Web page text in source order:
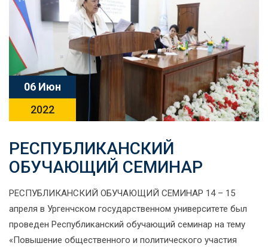
06 Июн
2022
РЕСПУБЛИКАНСКИЙ
ОБУЧАЮЩИЙ СЕМИНАР​
РЕСПУБЛИКАНСКИЙ ОБУЧАЮЩИЙ СЕМИНАР 14 – 15
апреля в Ургенчском государственном университете был
проведен Республиканский обучающий семинар на тему
«Повышение общественного и политического участия